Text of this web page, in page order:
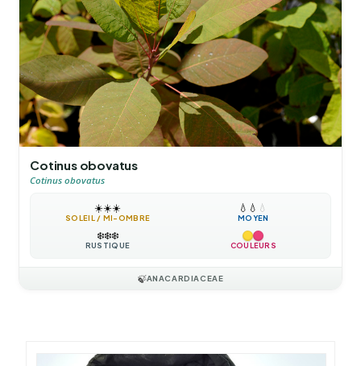
Cotinus obovatus
Cotinus obovatus
☀️☀️☀️
SOLEIL / MI-OMBRE
💧 💧 💧
MOYEN
❄️❄️❄️
RUSTIQUE COULEURS
🍃ANACARDIACEAE